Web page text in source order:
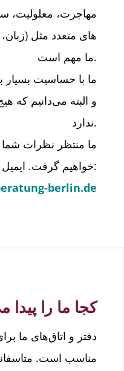
مهاجرت، معلولیت،
های متعدد مثل
ما مهم است.
ما با حساسیت بسیار
و البته می‌دانیم که
ندارد.
ما منتظر نظرات شما
خواهیم گرفت. ایمیل ما:
berlin.de
کجا ما را پیدا
دفتر و اتاق‌های ما
مناسب است. متاسفانه